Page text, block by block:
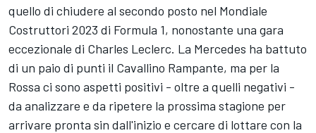
quello di chiudere al secondo posto nel Mondiale
Costruttori 2023 di Formula 1, nonostante una gara
eccezionale di Charles Leclerc. La Mercedes ha battuto
di un paio di punti il Cavallino Rampante, ma per la
Rossa ci sono aspetti positivi - oltre a quelli negativi -
da analizzare e da ripetere la prossima stagione per
arrivare pronta sin dall'inizio e cercare di lottare con la